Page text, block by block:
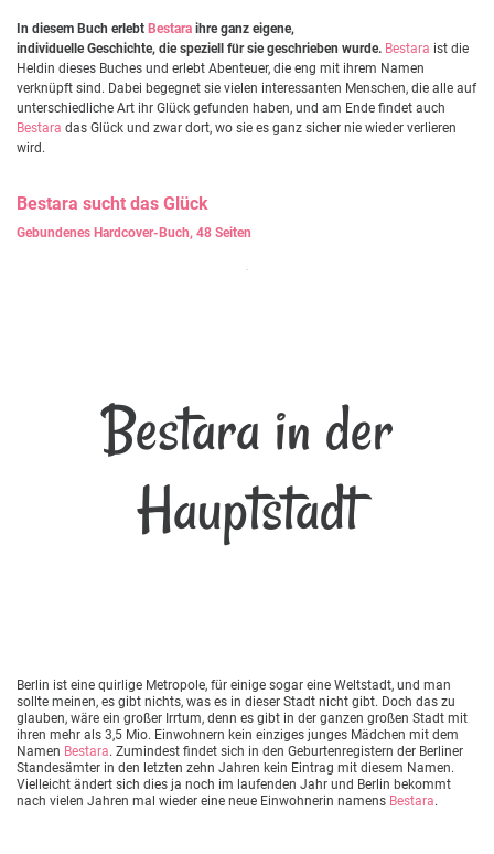
In diesem Buch erlebt Bestara ihre ganz eigene,
individuelle Geschichte, die speziell für sie geschrieben wurde. Bestara ist die
Heldin dieses Buches und erlebt Abenteuer, die eng mit ihrem Namen
verknüpft sind. Dabei begegnet sie vielen interessanten Menschen, die alle auf
unterschiedliche Art ihr Glück gefunden haben, und am Ende findet auch
Bestara das Glück und zwar dort, wo sie es ganz sicher nie wieder verlieren
wird.
Bestara sucht das Glück
Gebundenes Hardcover-Buch, 48 Seiten
Bestara in der
Hauptstadt
Berlin ist eine quirlige Metropole, für einige sogar eine Weltstadt, und man
sollte meinen, es gibt nichts, was es in dieser Stadt nicht gibt. Doch das zu
glauben, wäre ein großer Irrtum, denn es gibt in der ganzen großen Stadt mit
ihren mehr als 3,5 Mio. Einwohnern kein einziges junges Mädchen mit dem
Namen Bestara. Zumindest findet sich in den Geburtenregistern der Berliner
Standesämter in den letzten zehn Jahren kein Eintrag mit diesem Namen.
Vielleicht ändert sich dies ja noch im laufenden Jahr und Berlin bekommt
nach vielen Jahren mal wieder eine neue Einwohnerin namens Bestara.